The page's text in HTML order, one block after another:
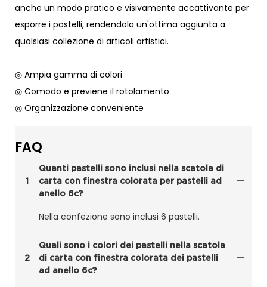
anche un modo pratico e visivamente accattivante per
esporre i pastelli, rendendola un'ottima aggiunta a
qualsiasi collezione di articoli artistici.
◎ Ampia gamma di colori
◎ Comodo e previene il rotolamento
◎ Organizzazione conveniente
FAQ
1
Quanti pastelli sono inclusi nella scatola di
carta con finestra colorata per pastelli ad
anello 6c?
Nella confezione sono inclusi 6 pastelli.
2
Quali sono i colori dei pastelli nella scatola
di carta con finestra colorata dei pastelli
ad anello 6c?